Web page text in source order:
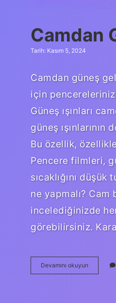
Camdan
Tarih: Kasım 5, 2024
Camdan güneş
için
Güneş ışınları
güneş
Bu özellik,
Pencere filmleri,
sıcaklığını
ne yapmalı?
incelediğinizde
görebilirsiniz.
Devamını okuyun Camdan
Güneş